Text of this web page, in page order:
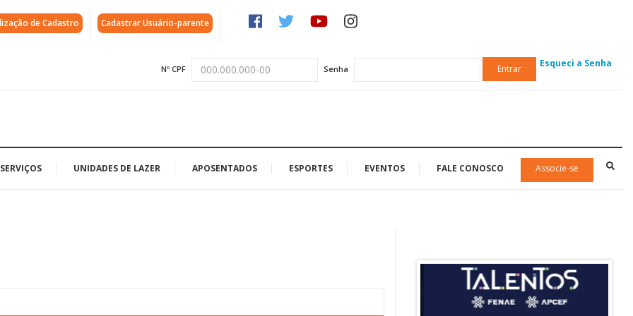
de Cadastro Cadastrar Usuário-parente
Nº CPF Senha Entrar Esqueci a Senha
SERVIÇOS UNIDADES DE LAZER APOSENTADOS ESPORTES EVENTOS FALE CONOSCO Associe-se